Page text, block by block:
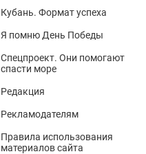
Кубань. Формат успеха
Я помню День Победы
Спецпроект. Они помогают
спасти море
Редакция
Рекламодателям
Правила использования
материалов сайта